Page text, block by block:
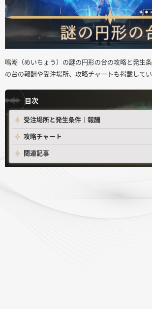
鳴潮（めいちょう）の謎の円形の台の攻略と発生
の台の報酬や受注場所、攻略チャートも掲載して
目次
受注場所と発生条件｜報酬
攻略チャート
関連記事